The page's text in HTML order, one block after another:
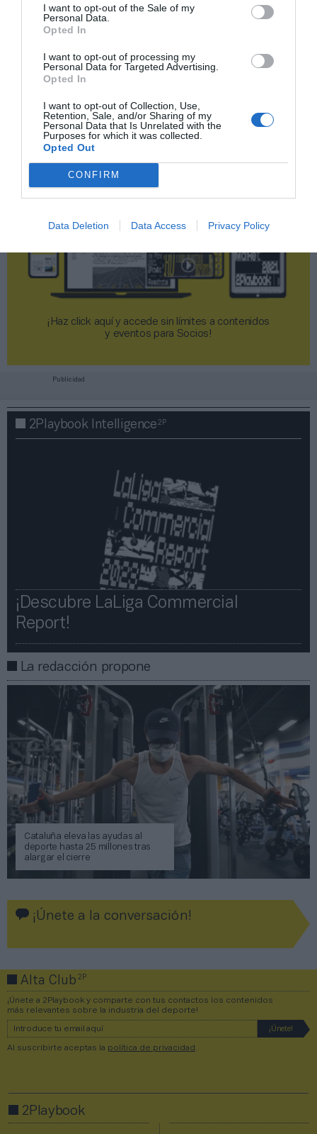
I want to opt-out of the Sale of my
Personal Data.
Opted In
I want to opt-out of processing my
Personal Data for Targeted Advertising.
Opted In
I want to opt-out of Collection, Use,
Retention, Sale, and/or Sharing of my
Personal Data that Is Unrelated with the
Purposes for which it was collected.
Opted Out
CONFIRM
Data Deletion Data Access Privacy Policy
2Playbook Club
¡Haz click aquí y accede sin límites a contenidos
y eventos para Socios!​​​​​​​
Publicidad
2Playbook Intelligence2P
¡Descubre LaLiga Commercial
Report!​​
La redacción propone
Cataluña eleva las ayudas al
deporte hasta 25 millones tras
alargar el cierre
¡Únete a la conversación!
Alta Club2P
¡Únete a 2Playbook y comparte con tus contactos los contenidos
más relevantes sobre la industria del deporte!
Al suscribirte aceptas la política de privacidad
2Playbook